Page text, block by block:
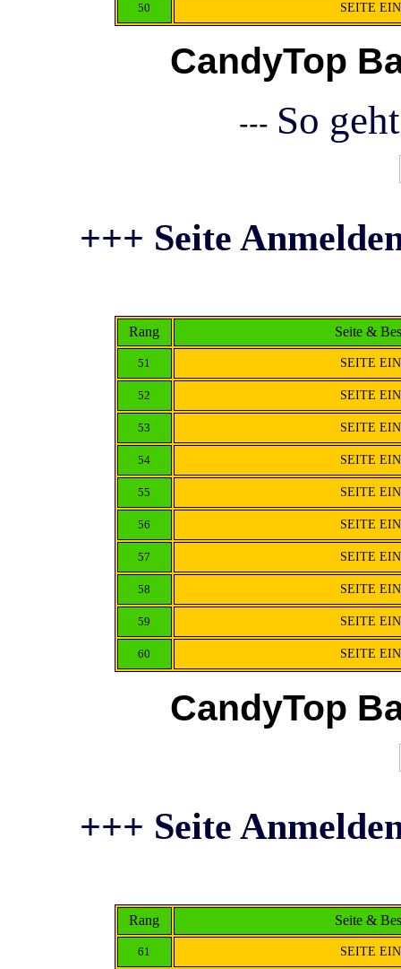
50 SEITE
CandyTop
--- So
+++ Seite
Rang Seite &
51 SEITE
52 SEITE
53 SEITE
54 SEITE
55 SEITE
56 SEITE
57 SEITE
58 SEITE
59 SEITE
60 SEITE
CandyTop
+++ Seite
Rang Seite &
61 SEITE